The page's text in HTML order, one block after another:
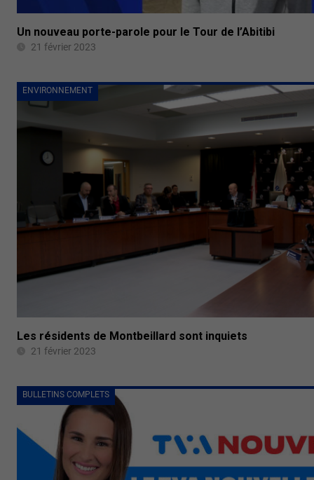
Un nouveau porte-parole pour le Tour de l’Abitibi
21 février 2023
ENVIRONNEMENT
Les résidents de Montbeillard sont inquiets
21 février 2023
BULLETINS COMPLETS